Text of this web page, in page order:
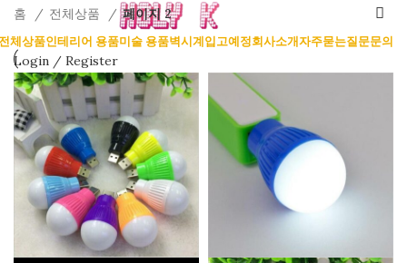
체상품인테리어 용품미술 용품벽시계입고예정회사소개자주묻는질문문의
Login / Register
Search
Wishlist
0items ₩0
ENG
Menu
items ₩0
홈 전체상품 페이지 2